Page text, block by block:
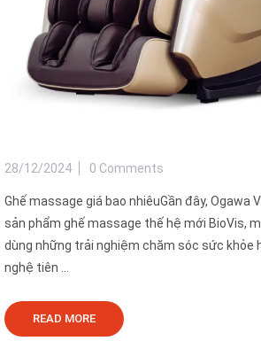
28/12/2024 0 Comments
Ghế massage giá bao nhiêuGần đây, Ogawa
sản phẩm ghế massage thế hệ mới BioVis,
dùng những trải nghiệm chăm sóc sức khỏe
nghệ tiên ...
READ MORE